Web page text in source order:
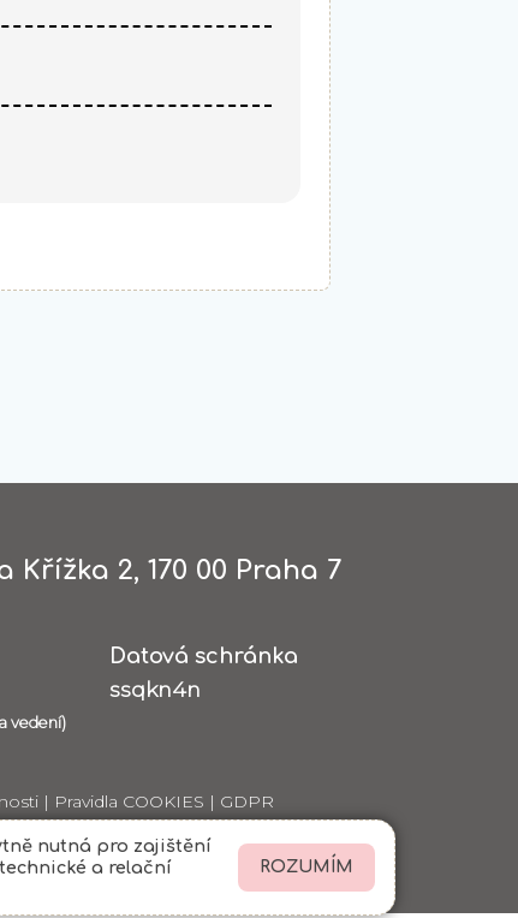
2, 170 00 Praha 7
vedení)
Datová schránka
ssqkn4n
| Pravidla COOKIES | GDPR
nutná pro zajištění
a relační
ROZUMÍM